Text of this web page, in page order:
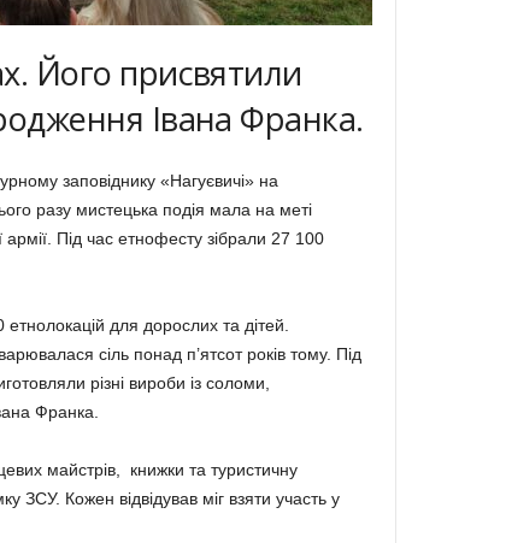
Його присвятили
Івана Франка.
заповіднику «Нагуєвичі» на
разу мистецька подія мала на меті
Під час етнофесту зібрали 27 100
для дорослих та дітей.
сіль понад п’ятсот років тому. Під
різні вироби із соломи,
Франка.
майстрів, книжки та туристичну
ЗСУ. Кожен відвідував міг взяти участь у